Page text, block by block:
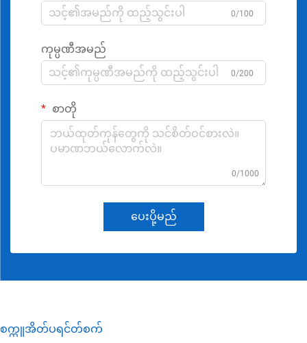
0/100
ကုမ္ပဏီအမည်
0/200
စာတို
0/1000
ပေးပို့မည်
စက္ကူအိတ်ပရင်တ်စက်